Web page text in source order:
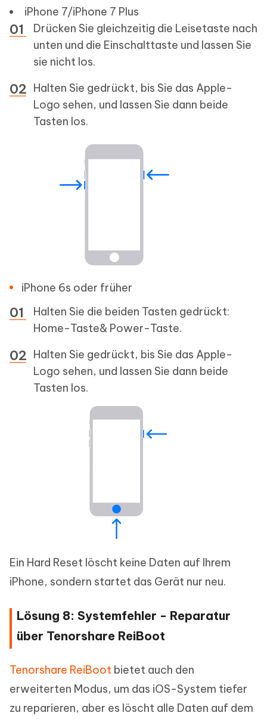
iPhone 7/iPhone 7 Plus
Drücken Sie gleichzeitig die Leisetaste nach
unten und die Einschalttaste und lassen Sie
sie nicht los.
Halten Sie gedrückt, bis Sie das Apple-
Logo sehen, und lassen Sie dann beide
Tasten los.
iPhone 6s oder früher
Halten Sie die beiden Tasten gedrückt:
Home-Taste& Power-Taste.
Halten Sie gedrückt, bis Sie das Apple-
Logo sehen, und lassen Sie dann beide
Tasten los.
Ein Hard Reset löscht keine Daten auf Ihrem
iPhone, sondern startet das Gerät nur neu.
Lösung 8: Systemfehler - Reparatur
über Tenorshare ReiBoot
Tenorshare ReiBoot bietet auch den
erweiterten Modus, um das iOS-System tiefer
zu reparieren, aber es löscht alle Daten auf dem